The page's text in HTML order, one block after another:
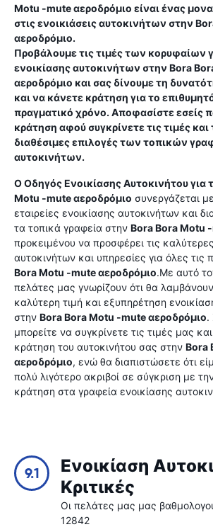
Motu -mute αεροδρόμιο είναι ένας
στις ενοικιάσεις αυτοκινήτων στην
αεροδρόμιο.
Προβάλουμε τις τιμές των κορυφαίων
ενοικίασης αυτοκινήτων στην Bora
αεροδρόμιο και σας δίνουμε τη
και να κάνετε κράτηση για το
πραγματικό χρόνο. Αποφασίστε εσείς
κράτηση αφού συγκρίνετε τις τιμές και
διαθέσιμες επιλογές των τοπικών
αυτοκινήτων.
Ο Οδηγός Ενοικίασης Αυτοκινήτου για
Motu -mute αεροδρόμιο συνεργάζεται
εταιρείες ενοικίασης αυτοκινήτων και
τα τοπικά γραφεία στην Bora Bora Motu
προκειμένου να προσφέρει τις
αυτοκινήτων και υπηρεσίες για όλες τις
Bora Motu -mute αεροδρόμιο.Με αυτό
πελάτες μας γνωρίζουν ότι θα
καλύτερη τιμή και εξυπηρέτηση
στην Bora Bora Motu -mute αεροδρόμιο.
μπορείτε να συγκρίνετε τις τιμές μας
κράτηση του αυτοκινήτου σας στην Bora
αεροδρόμιο, ενώ θα διαπιστώσετε ότι
πολύ λιγότερο ακριβοί σε σύγκριση με
κράτηση στα γραφεία ενοικίασης
9.1
Ενοικίαση
Κριτικές
Οι πελάτες μας μας
12842